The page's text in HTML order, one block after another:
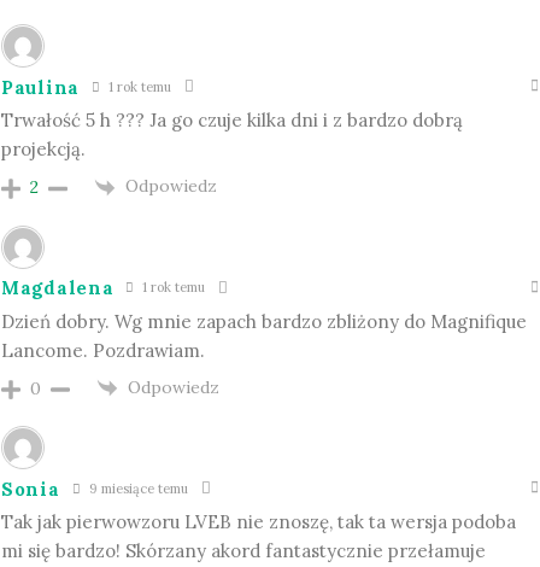
Paulina 1 rok temu
Trwałość 5 h ??? Ja go czuje kilka dni i z bardzo dobrą
projekcją.
2 Odpowiedz
Magdalena 1 rok temu
Dzień dobry. Wg mnie zapach bardzo zbliżony do Magnifique
Lancome. Pozdrawiam.
0 Odpowiedz
Sonia 9 miesiące temu
Tak jak pierwowzoru LVEB nie znoszę, tak ta wersja podoba
mi się bardzo! Skórzany akord fantastycznie przełamuje